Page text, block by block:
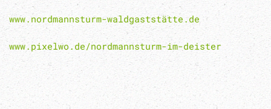
www.nordmannsturm-waldgaststätte.de
www.pixelwo.de/nordmannsturm-im-deister